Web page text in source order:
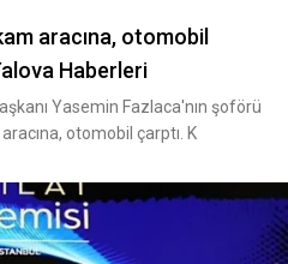
aracına, otomobil
Haberleri
Yasemin Fazlaca'nın şoförü
otomobil çarptı. K